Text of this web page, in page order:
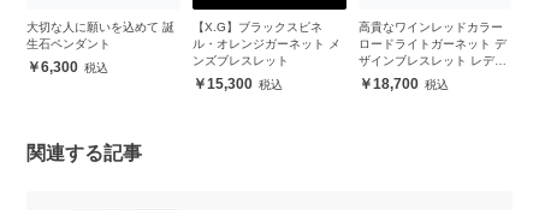
大切な人に願いを込めて 誕
生石ペンダント
6,300
【X.G】ブラックスピネ
ル・オレンジガーネット メ
ンズブレスレット
15,300
高貴なワインレッドカラー
ロードライトガーネット デ
ザインブレスレット レディ
ース18,700
関連する記事